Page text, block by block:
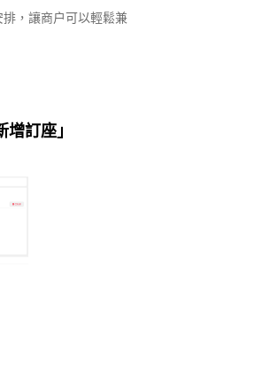
，讓商户可以輕鬆兼
訂座」